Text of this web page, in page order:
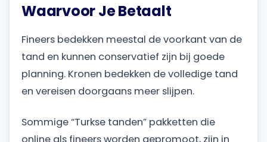
Waarvoor Je Betaalt
Fineers bedekken meestal de voorkant van de
tand en kunnen conservatief zijn bij goede
planning. Kronen bedekken de volledige tand
en vereisen doorgaans meer slijpen.
Sommige “Turkse tanden” pakketten die